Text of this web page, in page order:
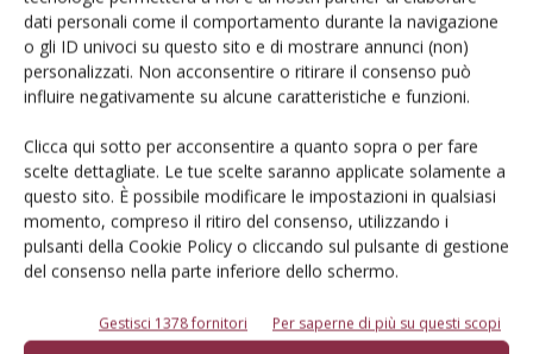
dati personali come il comportamento durante la navigazione
o gli ID univoci su questo sito e di mostrare annunci (non)
personalizzati. Non acconsentire o ritirare il consenso può
influire negativamente su alcune caratteristiche e funzioni.
Clicca qui sotto per acconsentire a quanto sopra o per fare
scelte dettagliate. Le tue scelte saranno applicate solamente a
questo sito. È possibile modificare le impostazioni in qualsiasi
momento, compreso il ritiro del consenso, utilizzando i
pulsanti della Cookie Policy o cliccando sul pulsante di gestione
del consenso nella parte inferiore dello schermo.
Gestisci 1378 fornitori Per saperne di più su questi scopi
inverno si creano i presupposti per avere una vigorosa
risposta al taglio. Ma se è vero questo modello, lo si può
applicare a diverse parti dell’albero per ottenere la
essere potata con taglio selettivo (a mano ovvero
scegliendo i rami/branche da raccorciare in un ciclo
poliennale, una ogni 4-5 branchette produttive) in inverno
(alla fine dei grandi freddi per limitare il rischio di danno) e a
macchina, indiscriminata, in alto, quando la pianta in estate
macchina scavallatrice. Se facessimo il contrario avremmo